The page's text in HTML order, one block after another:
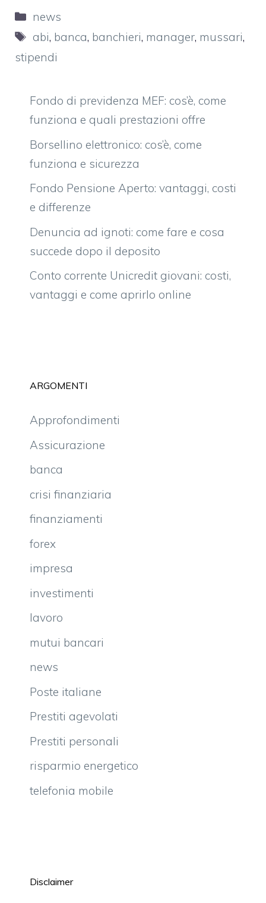
Categorie
news
Tag
abi, banca, banchieri, manager, mussari,
stipendi
Fondo di previdenza MEF: cos’è, come
funziona e quali prestazioni offre
Borsellino elettronico: cos’è, come
funziona e sicurezza
Fondo Pensione Aperto: vantaggi, costi
e differenze
Denuncia ad ignoti: come fare e cosa
succede dopo il deposito
Conto corrente Unicredit giovani: costi,
vantaggi e come aprirlo online
ARGOMENTI
Approfondimenti
Assicurazione
banca
crisi finanziaria
finanziamenti
forex
impresa
investimenti
lavoro
mutui bancari
news
Poste italiane
Prestiti agevolati
Prestiti personali
risparmio energetico
telefonia mobile
Disclaimer